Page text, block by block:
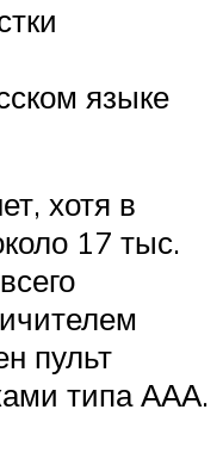
языке
хотя в
17 тыс.
пульт
типа ААА.